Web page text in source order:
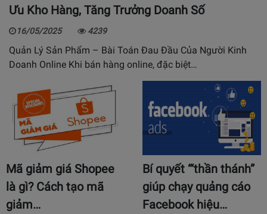
Ưu Kho Hàng, Tăng Trưởng Doanh Số
16/05/2025 4239
Quản Lý Sản Phẩm – Bài Toán Đau Đầu Của Người Kinh
Doanh Online Khi bán hàng online, đặc biệt…
Mã giảm giá Shopee
là gì? Cách tạo mã
giảm…
Bí quyết “‘thần thánh”
giúp chạy quảng cáo
Facebook hiệu…